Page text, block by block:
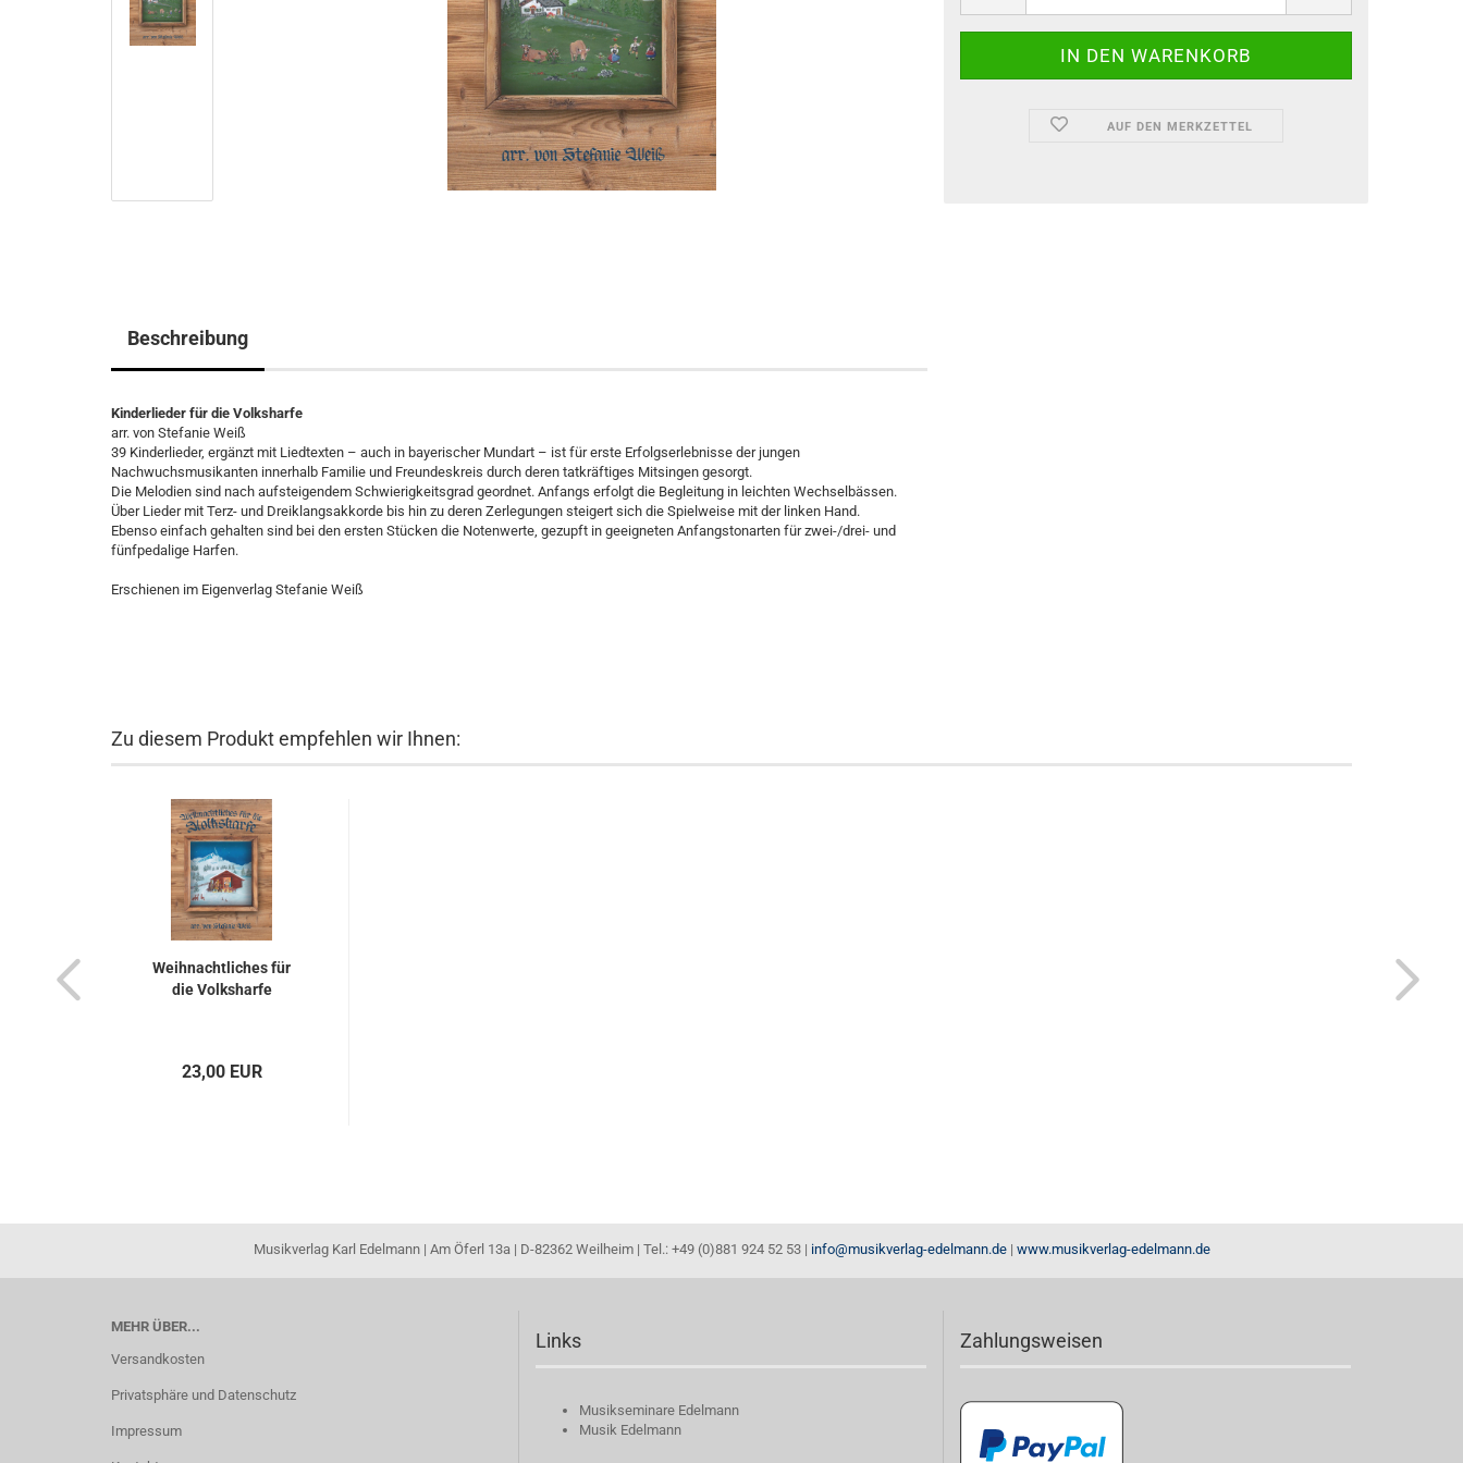
AUF DEN MERKZETTEL
Beschreibung
Kinderlieder für die Volksharfe
arr. von Stefanie Weiß
39 Kinderlieder, ergänzt mit Liedtexten – auch in bayerischer Mundart – ist für erste Erfolgserlebnisse der jungen
Nachwuchsmusikanten innerhalb Familie und Freundeskreis durch deren tatkräftiges Mitsingen gesorgt.
Die Melodien sind nach aufsteigendem Schwierigkeitsgrad geordnet. Anfangs erfolgt die Begleitung in leichten Wechselbässen.
Über Lieder mit Terz- und Dreiklangsakkorde bis hin zu deren Zerlegungen steigert sich die Spielweise mit der linken Hand.
Ebenso einfach gehalten sind bei den ersten Stücken die Notenwerte, gezupft in geeigneten Anfangstonarten für zwei-/drei- und
fünfpedalige Harfen.
Erschienen im Eigenverlag Stefanie Weiß
Zu diesem Produkt empfehlen wir Ihnen:
Weihnachtliches für
die Volksharfe
23,00 EUR
Musikverlag Karl Edelmann | Am Öferl 13a | D-82362 Weilheim | Tel.: +49 (0)881 924 52 53 | info@musikverlag-edelmann.de| www.musikverlag-edelmann.de
MEHR ÜBER...
Versandkosten
Privatsphäre und Datenschutz
Impressum
Links
Musikseminare Edelmann
Musik Edelmann
Zahlungsweisen